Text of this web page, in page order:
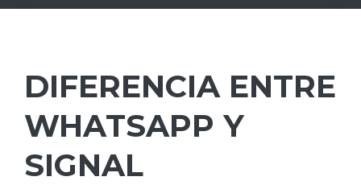
DIFERENCIA ENTRE
WHATSAPP Y
SIGNAL